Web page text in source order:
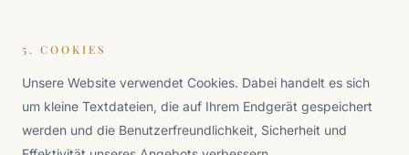
5. COOKIES
Unsere Website verwendet Cookies. Dabei handelt es sich
um kleine Textdateien, die auf Ihrem Endgerät gespeichert
werden und die Benutzerfreundlichkeit, Sicherheit und